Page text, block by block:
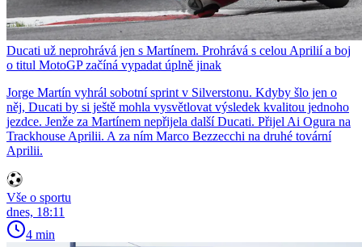
Ducati už neprohrává jen s Martínem. Prohrává s celou Aprilií a boj
o titul MotoGP začíná vypadat úplně jinak
Jorge Martín vyhrál sobotní sprint v Silverstonu. Kdyby šlo jen o
něj, Ducati by si ještě mohla vysvětlovat výsledek kvalitou jednoho
jezdce. Jenže za Martínem nepřijela další Ducati. Přijel Ai Ogura na
Trackhouse Aprilii. A za ním Marco Bezzecchi na druhé tovární
Aprilii.
Vše o sportu
dnes, 18:11
4 min